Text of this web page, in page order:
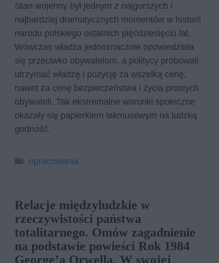
Stan wojenny był jednym z najgorszych i
najbardziej dramatycznych momentów w historii
narodu polskiego ostatnich pięćdziesięciu lat.
Wówczas władza jednoznacznie opowiedziała
się przeciwko obywatelom, a politycy próbowali
utrzymać władzę i pozycję za wszelką cenę,
nawet za cenę bezpieczeństwa i życia prostych
obywateli. Tak ekstremalne warunki społeczne
okazały się papierkiem lakmusowym na ludzką
godność.
Kategorie
opracowania
Relacje międzyludzkie w
rzeczywistości państwa
totalitarnego. Omów zagadnienie
na podstawie powieści Rok 1984
George’a Orwella. W swojej